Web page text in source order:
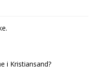
i Kristiansand?